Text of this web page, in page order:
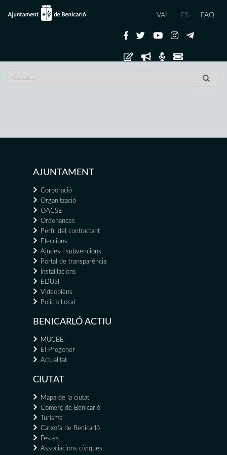
VAL ES FAQ
AJUNTAMENT
Corporació
Organització
OACSE
Ordenances
Perfil del contractant
Eleccions
Ajudes i subvencions
Portal de transparència
Instal·lacions
EDUSI
Videoplens
Policia Local
BENICARLÓ ACTIU
MUCBE
El Pregoner
Actualitat
CIUTAT
Mapa de la ciutat
Comerç de Benicarló
Turisme
Carxofa de Benicarló
Festes
Associacions cíviques